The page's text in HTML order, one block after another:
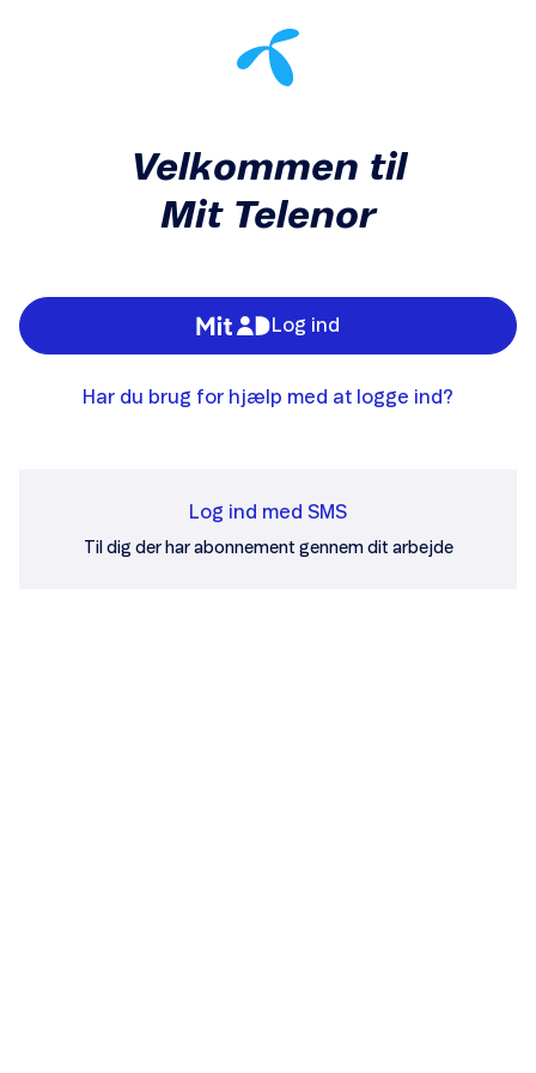
Velkommen til
Mit Telenor
Log ind
Har du brug for hjælp med at logge ind?
Log ind med SMS
Til dig der har abonnement gennem dit arbejde